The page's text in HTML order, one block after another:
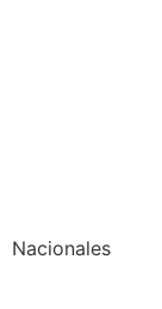
Nacionales